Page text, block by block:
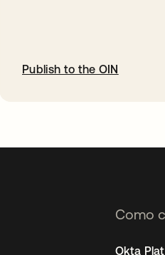
Publish to the OIN
Como
Okta